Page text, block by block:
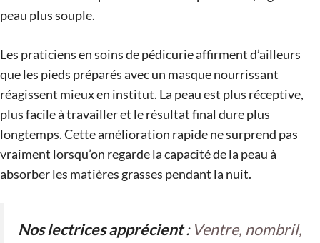
peau plus souple.
Les praticiens en soins de pédicurie affirment d’ailleurs
que les pieds préparés avec un masque nourrissant
réagissent mieux en institut. La peau est plus réceptive,
plus facile à travailler et le résultat final dure plus
longtemps. Cette amélioration rapide ne surprend pas
vraiment lorsqu’on regarde la capacité de la peau à
absorber les matières grasses pendant la nuit.
Nos lectrices apprécient: Ventre, nombril,